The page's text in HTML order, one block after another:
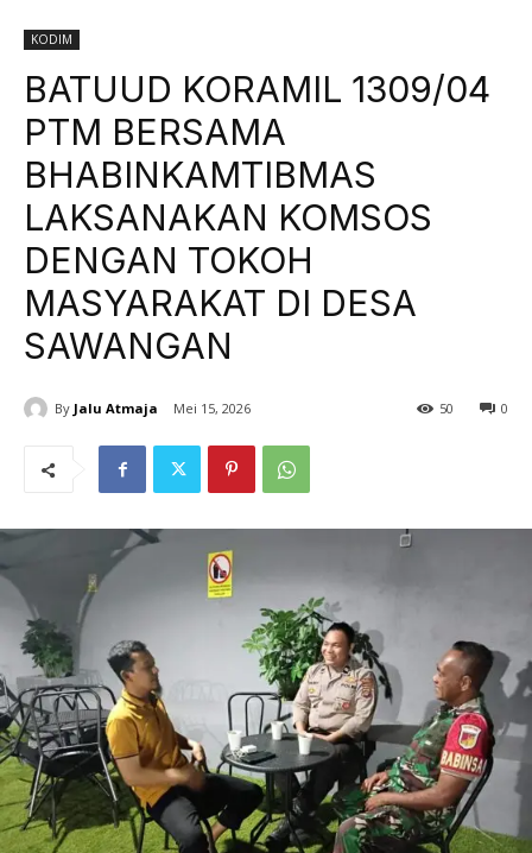
KODIM
BATUUD KORAMIL 1309/04
PTM BERSAMA
BHABINKAMTIBMAS
LAKSANAKAN KOMSOS
DENGAN TOKOH
MASYARAKAT DI DESA
SAWANGAN
By Jalu Atmaja Mei 15, 2026 0
50